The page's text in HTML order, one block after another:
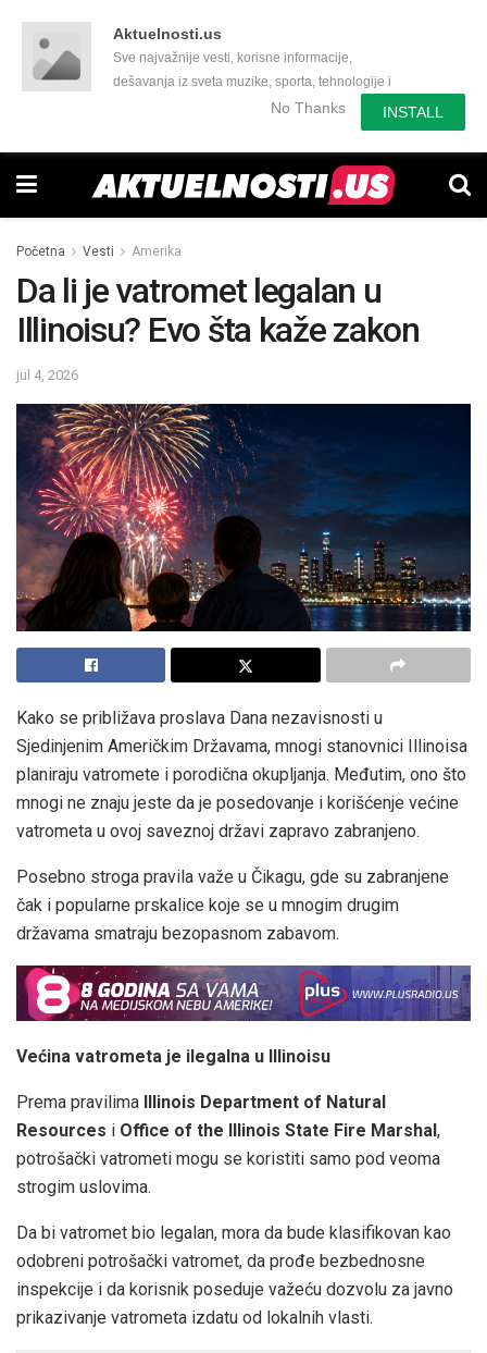
Aktuelnosti.us
Sve najvažnije vesti, korisne informacije,
dešavanja iz sveta muzike, sporta, tehnologije i
još mnogo toga zanimljivog.No Thanks INSTALL
Početna Vesti Amerika
Da li je vatromet legalan u
Illinoisu? Evo šta kaže zakon
jul 4, 2026
Kako se približava proslava Dana nezavisnosti u
Sjedinjenim Američkim Državama, mnogi stanovnici Illinoisa
planiraju vatromete i porodična okupljanja. Međutim, ono što
mnogi ne znaju jeste da je posedovanje i korišćenje većine
vatrometa u ovoj saveznoj državi zapravo zabranjeno.
Posebno stroga pravila važe u Čikagu, gde su zabranjene
čak i popularne prskalice koje se u mnogim drugim
državama smatraju bezopasnom zabavom.
Većina vatrometa je ilegalna u Illinoisu
Prema pravilima
Illinois Department of Natural
Resources i Office of the Illinois State Fire Marshal ,
potrošački vatrometi mogu se koristiti samo pod veoma
strogim uslovima.
Da bi vatromet bio legalan, mora da bude klasifikovan kao
odobreni potrošački vatromet, da prođe bezbednosne
inspekcije i da korisnik poseduje važeću dozvolu za javno
prikazivanje vatrometa izdatu od lokalnih vlasti.